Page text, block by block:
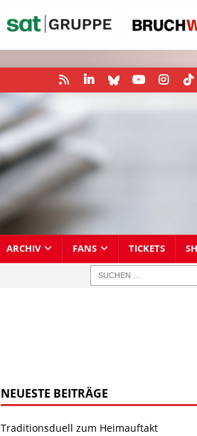
ARCHIV FANS TICKETS
NEUESTE BEITRÄGE
Traditionsduell zum Heimauftakt